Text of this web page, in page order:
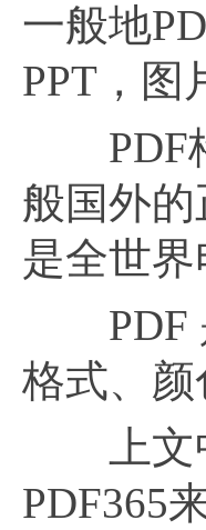
一般地
PPT，图
PDF格
般国外
是全世
PDF
格式、
上文中
PDF365